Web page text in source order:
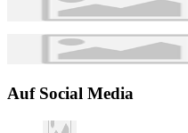
Auf Social Media